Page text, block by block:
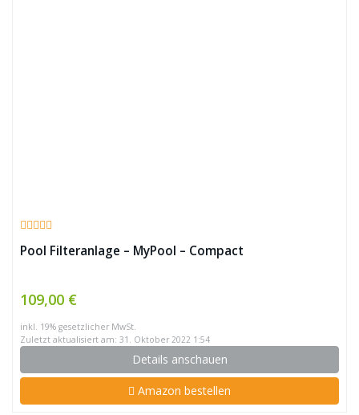
Pool Filteranlage – MyPool – Compact
109,00 €
inkl. 19% gesetzlicher MwSt.
Zuletzt aktualisiert am: 31. Oktober 2022 1:54
Details anschauen
Amazon bestellen